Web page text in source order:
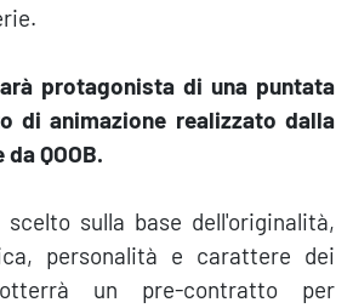
protagonista di una puntata
di animazione realizzato dalla
QOOB.
sulla base dell'originalità,
personalità e carattere dei
un pre-contratto per